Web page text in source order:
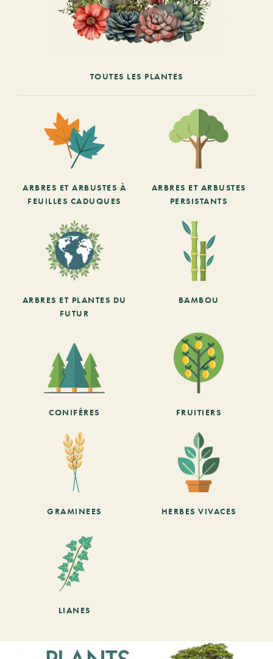
TOUTES LES PLANTES
ARBRES ET ARBUSTES À
FEUILLES CADUQUES
ARBRES ET ARBUSTES
PERSISTANTS
ARBRES ET PLANTES DU
FUTUR
BAMBOU
CONIFÈRES FRUITIERS
GRAMINEES HERBES VIVACES
LIANES